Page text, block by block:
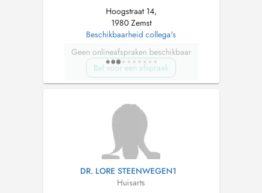
Hoogstraat 14,
1980 Zemst
Beschikbaarheid collega's
Geen onlineafspraken beschikbaar
Bel voor een afspraak
DR. LORE STEENWEGEN1
Huisarts